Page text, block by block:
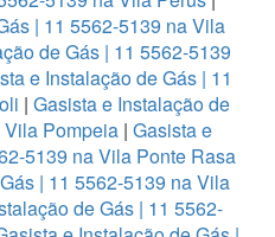
| 11 5562-5139 na Vila
de Gás | 11 5562-5139
e Instalação de Gás | 11
| Gasista e Instalação de
Pompeia| Gasista e
5139 na Vila Ponte Rasa
| 11 5562-5139 na Vila
de Gás | 11 5562-